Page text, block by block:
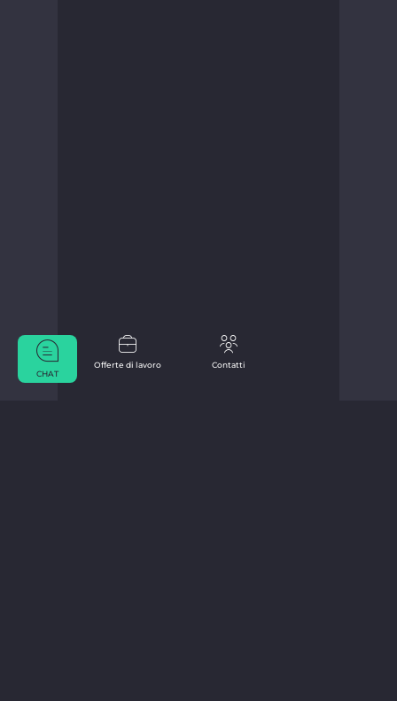
Offerte di lavoro
Contatti
CHAT